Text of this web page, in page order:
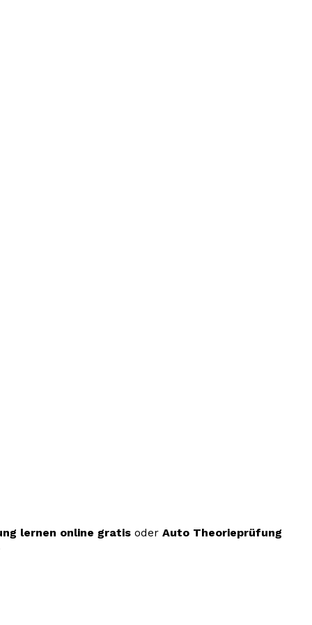
lernen online gratis oder Auto Theorieprüfung